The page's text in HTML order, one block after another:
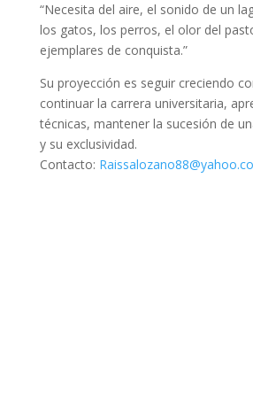
“Necesita del aire, el sonido de un
los gatos, los perros, el olor del
ejemplares de conquista.”
Su proyección es seguir creciendo
continuar la carrera universitaria,
técnicas, mantener la sucesión de
y su exclusividad.
Contacto: